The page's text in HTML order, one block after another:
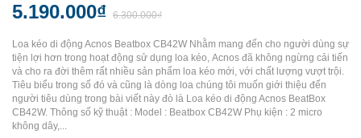
5.190.000₫ 6.300.000₫
Loa kéo di động Acnos Beatbox CB42W Nhằm mang đến cho người dùng sự
tiện lợi hơn trong hoạt động sử dụng loa kéo, Acnos đã không ngừng cải tiến
và cho ra đời thêm rất nhiều sản phẩm loa kéo mới, với chất lượng vượt trội.
Tiêu biểu trong số đó và cũng là dòng loa chúng tôi muốn giới thiệu đến
người tiêu dùng trong bài viết này đò là Loa kéo di động Acnos BeatBox
CB42W. Thông số kỹ thuật : Model : Beatbox CB42W Phụ kiện : 2 micro
không dây,...